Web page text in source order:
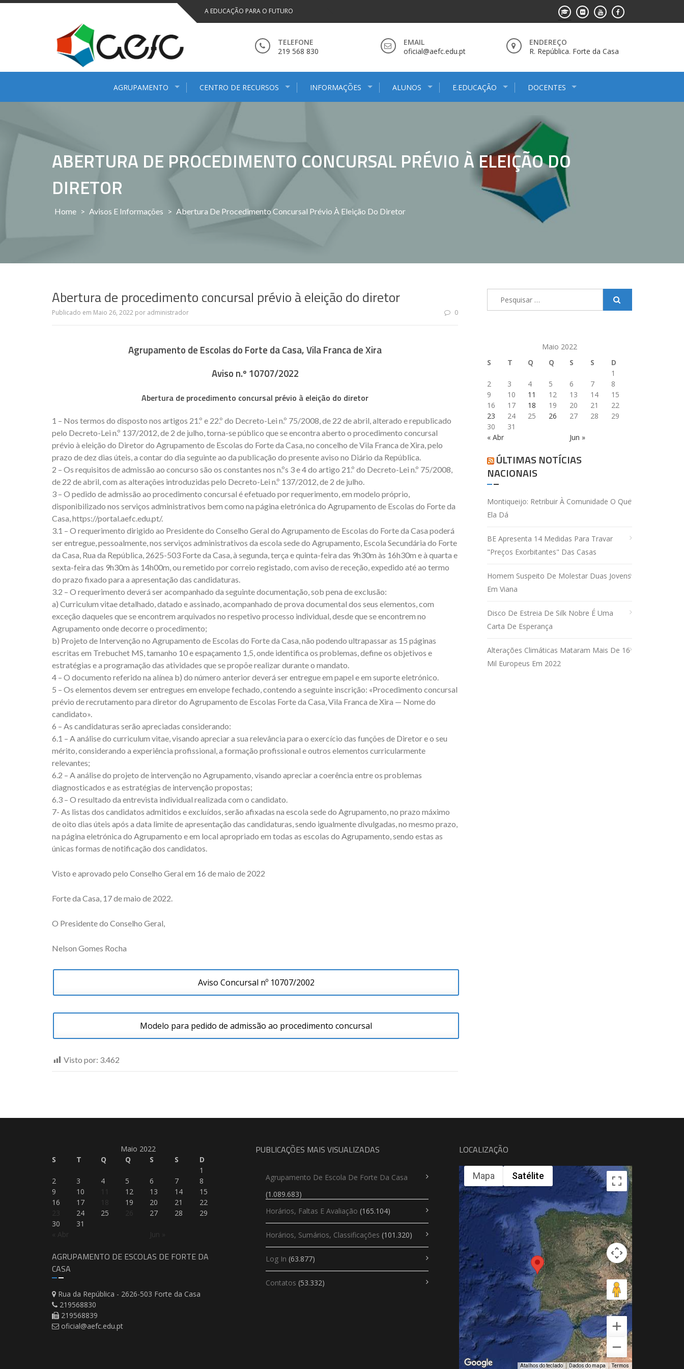
Saltar
A EDUCAÇÃO PARA O FUTURO
TELEFONE
219 568 830
EMAIL
oficial@aefc.edu.pt
ENDEREÇO
R. República. Forte da Casa
AGRUPAMENTO CENTRO DE RECURSOS INFORMAÇÕES ALUNOS E.EDUCAÇÃO DOCENTES
ABERTURA DE PROCEDIMENTO CONCURSAL PRÉVIO À ELEIÇÃO DO
DIRETOR
Home > Avisos E Informações > Abertura De Procedimento Concursal Prévio À Eleição Do Diretor
Abertura de procedimento concursal prévio à eleição do diretor
Publicado em Maio 26, 2022 por administrador 0
Agrupamento de Escolas do Forte da Casa, Vila Franca de Xira
Aviso n.º 10707/2022
Abertura de procedimento concursal prévio à eleição do diretor
1 – Nos termos do disposto nos artigos 21.º e 22.º do Decreto-Lei n.º 75/2008, de 22 de abril, alterado e republicado
pelo Decreto-Lei n.º 137/2012, de 2 de julho, torna-se público que se encontra aberto o procedimento concursal
prévio à eleição do Diretor do Agrupamento de Escolas do Forte da Casa, no concelho de Vila Franca de Xira, pelo
prazo de dez dias úteis, a contar do dia seguinte ao da publicação do presente aviso no Diário da República.
2 – Os requisitos de admissão ao concurso são os constantes nos n.ºs 3 e 4 do artigo 21.º do Decreto-Lei n.º 75/2008,
de 22 de abril, com as alterações introduzidas pelo Decreto-Lei n.º 137/2012, de 2 de julho.
3 – O pedido de admissão ao procedimento concursal é efetuado por requerimento, em modelo próprio,
disponibilizado nos serviços administrativos bem como na página eletrónica do Agrupamento de Escolas do Forte da
Casa, https://portal.aefc.edu.pt/.
3.1 – O requerimento dirigido ao Presidente do Conselho Geral do Agrupamento de Escolas do Forte da Casa poderá
ser entregue, pessoalmente, nos serviços administrativos da escola sede do Agrupamento, Escola Secundária do Forte
da Casa, Rua da República, 2625-503 Forte da Casa, à segunda, terça e quinta-feira das 9h30m às 16h30m e à quarta e
sexta-feira das 9h30m às 14h00m, ou remetido por correio registado, com aviso de receção, expedido até ao termo
do prazo fixado para a apresentação das candidaturas.
3.2 – O requerimento deverá ser acompanhado da seguinte documentação, sob pena de exclusão:
a) Curriculum vitae detalhado, datado e assinado, acompanhado de prova documental dos seus elementos, com
exceção daqueles que se encontrem arquivados no respetivo processo individual, desde que se encontrem no
Agrupamento onde decorre o procedimento;
b) Projeto de Intervenção no Agrupamento de Escolas do Forte da Casa, não podendo ultrapassar as 15 páginas
escritas em Trebuchet MS, tamanho 10 e espaçamento 1,5, onde identifica os problemas, define os objetivos e
estratégias e a programação das atividades que se propõe realizar durante o mandato.
4 – O documento referido na alínea b) do número anterior deverá ser entregue em papel e em suporte eletrónico.
5 – Os elementos devem ser entregues em envelope fechado, contendo a seguinte inscrição: «Procedimento concursal
prévio de recrutamento para diretor do Agrupamento de Escolas Forte da Casa, Vila Franca de Xira — Nome do
candidato».
6 – As candidaturas serão apreciadas considerando:
6.1 – A análise do curriculum vitae, visando apreciar a sua relevância para o exercício das funções de Diretor e o seu
mérito, considerando a experiência profissional, a formação profissional e outros elementos curricularmente
relevantes;
6.2 – A análise do projeto de intervenção no Agrupamento, visando apreciar a coerência entre os problemas
diagnosticados e as estratégias de intervenção propostas;
6.3 – O resultado da entrevista individual realizada com o candidato.
7- As listas dos candidatos admitidos e excluídos, serão afixadas na escola sede do Agrupamento, no prazo máximo
de oito dias úteis após a data limite de apresentação das candidaturas, sendo igualmente divulgadas, no mesmo prazo,
na página eletrónica do Agrupamento e em local apropriado em todas as escolas do Agrupamento, sendo estas as
únicas formas de notificação dos candidatos.
Visto e aprovado pelo Conselho Geral em 16 de maio de 2022
Forte da Casa, 17 de maio de 2022.
O Presidente do Conselho Geral,
Nelson Gomes Rocha
Aviso Concursal nº 10707/2002
Modelo para pedido de admissão ao procedimento concursal
Visto por: 3.462
Maio 2022
S
T Q Q S S D
« Abr Jun »
1
2
3 4 5 6 7
8
9
10 11 12 13 14
15
16
17 18 19 20 21
22
23
24 25 26 27 28
29
30
31
ÚLTIMAS NOTÍCIAS
NACIONAIS
Montiqueijo: Retribuir À Comunidade O Que
Ela Dá
BE Apresenta 14 Medidas Para Travar
"preços Exorbitantes" Das Casas
Homem Suspeito De Molestar Duas Jovens
Em Viana
Disco De Estreia De Silk Nobre É Uma
Carta De Esperança
Alterações Climáticas Mataram Mais De 16
Mil Europeus Em 2022
Maio 2022
S
T Q Q S S D
« Abr Jun »
1
2
3 4 5 6 7
8
9
10 11 12 13 14
15
16
17 18 19 20 21
22
23
24 25 26 27 28
29
30
31
AGRUPAMENTO DE ESCOLAS DE FORTE DA
CASA
Rua da República - 2626-503 Forte da Casa
219568830
219568839
oficial@aefc.edu.pt
PUBLICAÇÕES MAIS VISUALIZADAS
Agrupamento De Escola De Forte Da Casa
(1.089.683)
Horários, Faltas E Avaliação (165.104)
Horários, Sumários, Classificações (101.320)
Log In (63.877)
Contatos (53.332)
LOCALIZAÇÃO
Mapa Satélite
Atalhos do teclado Dados do mapa Termos